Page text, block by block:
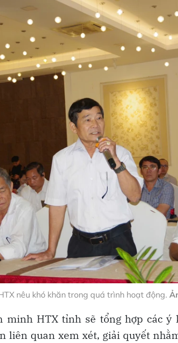
nêu khó khăn trong quá trình hoạt động.
minh HTX tỉnh sẽ tổng hợp các ý
liên quan xem xét, giải quyết